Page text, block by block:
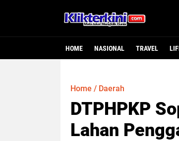
HOME NASIONAL TRAVEL
Home / Daerah
DTPHPKP
Lahan